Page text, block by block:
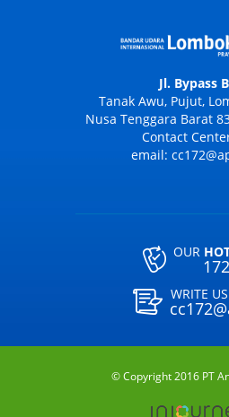
Jl. Bypass
Tanak Awu, Pujut,
Nusa Tenggara Barat
Contact
email:
OUR
172
WRITE US
© Copyright 2016 PT